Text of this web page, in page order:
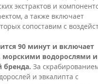
экстрактов и
а также включает
сопоставим с
90 минут и включает
морскими водорослями и
бренда. За
и эвкалипта с